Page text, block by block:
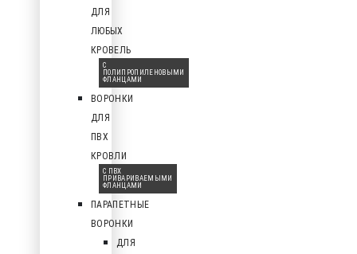
ДЛЯ
ЛЮБЫХ
КРОВЕЛЬ
С
ПОЛИПРОПИЛЕНОВЫМИ
ФЛАНЦАМИ
ВОРОНКИ
ДЛЯ
ПВХ
КРОВЛИ
С ПВХ
ПРИВАРИВАЕМЫМИ
ФЛАНЦАМИ
ПАРАПЕТНЫЕ
ВОРОНКИ
ДЛЯ